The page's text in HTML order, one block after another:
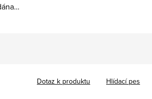
Dotaz k produktu Hlídací pes